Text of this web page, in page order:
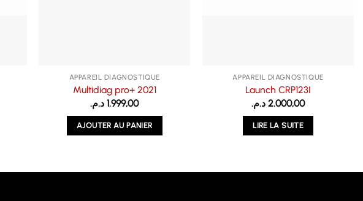
APPAREIL DIAGNOSTIQUE
Multidiag pro+ 2021
1.999,00 د.م.
AJOUTER AU PANIER
APPAREIL DIAGNOSTIQUE
Launch CRP123I
2.000,00 د.م.
LIRE LA SUITE